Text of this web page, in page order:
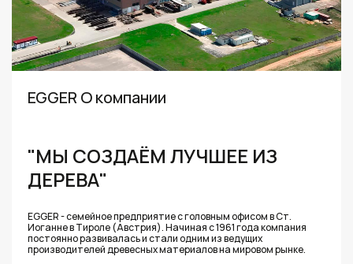
EGGER О компании
"МЫ СОЗДАЁМ ЛУЧШЕЕ ИЗ
ДЕРЕВА"
EGGER - семейное предприятие с головным офисом в Ст.
Иоганне в Тироле (Австрия). Начиная с 1961 года компания
постоянно развивалась и стали одним из ведущих
производителей древесных материалов на мировом рынке.